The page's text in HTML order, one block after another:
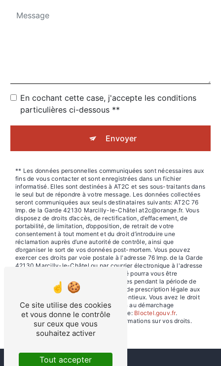
En cochant cette case, j'accepte les conditions
particulières ci-dessous **
Envoyer
** Les données personnelles communiquées sont nécessaires aux
fins de vous contacter et sont enregistrées dans un fichier
informatisé. Elles sont destinées à AT2C et ses sous-traitants dans
le seul but de répondre à votre message. Les données collectées
seront communiquées aux seuls destinataires suivants: AT2C 76
Imp. de la Garde 42130 Marcilly-le-Châtel at2c@orange.fr. Vous
disposez de droits d’accès, de rectification, d’effacement, de
portabilité, de limitation, d’opposition, de retrait de votre
consentement à tout moment et du droit d’introduire une
réclamation auprès d’une autorité de contrôle, ainsi que
d’organiser le sort de vos données post-mortem. Vous pouvez
exercer ces droits par voie postale à l'adresse 76 Imp. de la Garde
42130 Marcilly-le-Châtel ou par courrier électronique à l'adresse
at2c@orange.fr. Un justificatif d'identité pourra vous être
demandé. Nous conservons vos données pendant la période de
prise de contact puis pendant la durée de prescription légale aux
fins probatoires et de gestion des contentieux. Vous avez le droit
de vous inscrire sur la liste d'opposition au démarchage
téléphonique, disponible à cette adresse: Bloctel.gouv.fr.
Consultez le site cnil.fr pour plus d’informations sur vos droits.
Ce site utilise des cookies
et vous donne le contrôle
sur ceux que vous
souhaitez activer
Tout accepter